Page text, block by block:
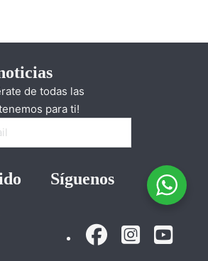
de todas las
para ti!
Síguenos